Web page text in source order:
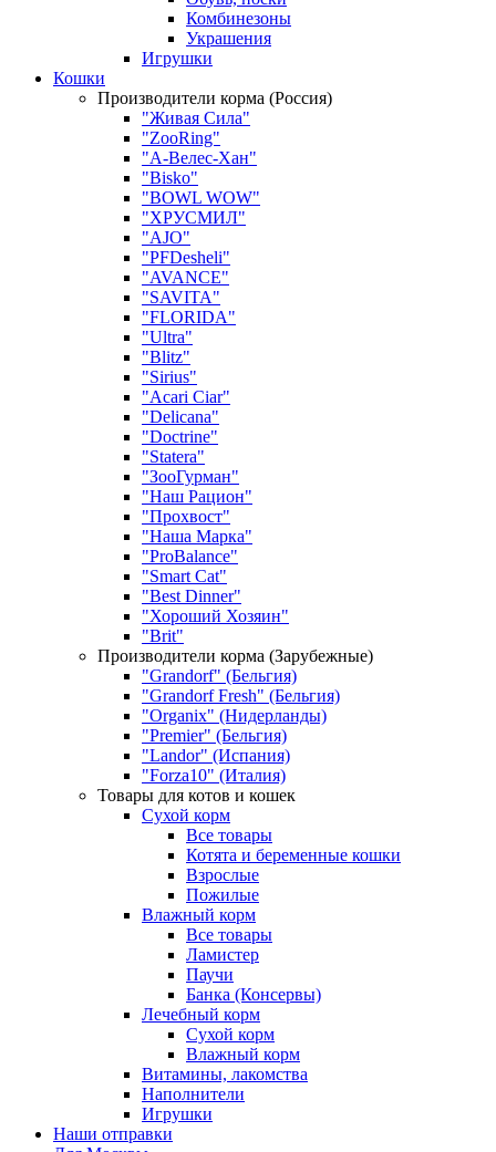
Комбинезоны
Украшения
Игрушки
Кошки
Производители корма (Россия)
"Живая Сила"
"ZooRing"
"А-Велес-Хан"
"Bisko"
"BOWL WOW"
"ХРУСМИЛ"
"AJO"
"PFDesheli"
"AVANCE"
"SAVITA"
"FLORIDA"
"Ultra"
"Blitz"
"Sirius"
"Acari Ciar"
"Delicana"
"Doctrine"
"Statera"
"ЗооГурман"
"Наш Рацион"
"Прохвост"
"Наша Марка"
"ProBalance"
"Smart Cat"
"Best Dinner"
"Хороший Хозяин"
"Brit"
Производители корма (Зарубежные)
"Grandorf" (Бельгия)
"Grandorf Fresh" (Бельгия)
"Organix" (Нидерланды)
"Premier" (Бельгия)
"Landor" (Испания)
"Forza10" (Италия)
Товары для котов и кошек
Сухой корм
Все товары
Котята и беременные кошки
Взрослые
Пожилые
Влажный корм
Все товары
Ламистер
Паучи
Банка (Консервы)
Лечебный корм
Сухой корм
Влажный корм
Витамины, лакомства
Наполнители
Игрушки
Наши отправки